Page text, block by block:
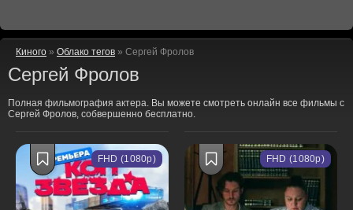
Киного » Облако тегов » Сергей Фролов
Сергей Фролов
Полная фильмография актера. Вы можете смотреть онлайн все фильмы с
Сергей Фролов, собвершенно бесплатно.
FHD (1080p) FHD (1080p)